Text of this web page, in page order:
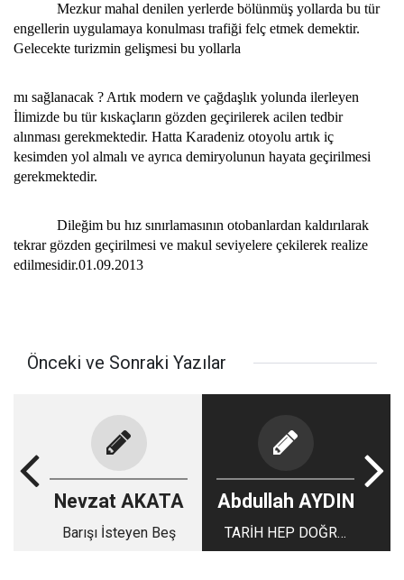
Mezkur mahal denilen yerlerde bölünmüş yollarda bu tür
engellerin uygulamaya konulması trafiği felç etmek demektir.
Gelecekte turizmin gelişmesi bu yollarla
mı sağlanacak ? Artık modern ve çağdaşlık yolunda ilerleyen
İlimizde bu tür kıskaçların gözden geçirilerek acilen tedbir
alınması gerekmektedir. Hatta Karadeniz otoyolu artık iç
kesimden yol almalı ve ayrıca demiryolunun hayata geçirilmesi
gerekmektedir.
Dileğim bu hız sınırlamasının otobanlardan kaldırılarak
tekrar gözden geçirilmesi ve makul seviyelere çekilerek realize
edilmesidir.01.09.2013
Önceki ve Sonraki Yazılar
Nevzat AKATA
Barışı İsteyen Beş
Abdullah AYDIN
TARİH HEP DOĞRU
MU YAZAR